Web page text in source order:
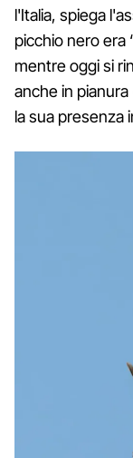
l'Italia, spiega
picchio nero era
mentre oggi si
anche in
la sua presenza